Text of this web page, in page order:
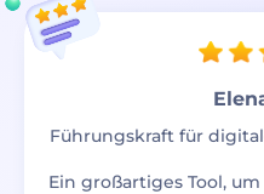
Führungskraft für
Ein großartiges Tool,